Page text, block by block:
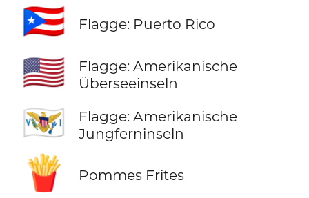
🇵🇷 Flagge: Puerto Rico
🇺🇲
Flagge: Amerikanische
Überseeinseln
🇻🇮
Flagge: Amerikanische
Jungferninseln
🍟 Pommes Frites